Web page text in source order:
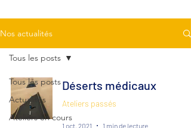
Nos actualités
Tous les posts
Actualités
Ateliers en cours
Tous les posts
Déserts médicaux
Ateliers passés
1 oct. 2021 1 min de lecture